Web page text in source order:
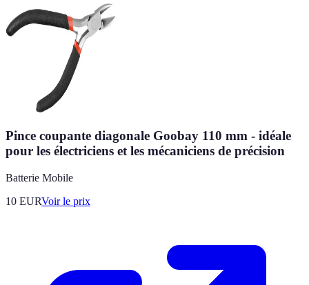
Pince coupante diagonale Goobay 110 mm - idéale
pour les électriciens et les mécaniciens de précision
Batterie Mobile
10 EURVoir le prix